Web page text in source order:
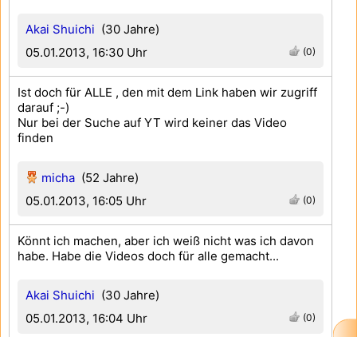
Akai Shuichi (30 Jahre)
05.01.2013, 16:30 Uhr
(0)
micha (52 Jahre)
05.01.2013, 16:05 Uhr
(0)
Ist doch für ALLE , den mit dem Link haben wir zugriff
darauf ;-)
Nur bei der Suche auf YT wird keiner das Video
finden
Akai Shuichi (30 Jahre)
05.01.2013, 16:04 Uhr
(0)
Könnt ich machen, aber ich weiß nicht was ich davon
habe. Habe die Videos doch für alle gemacht...